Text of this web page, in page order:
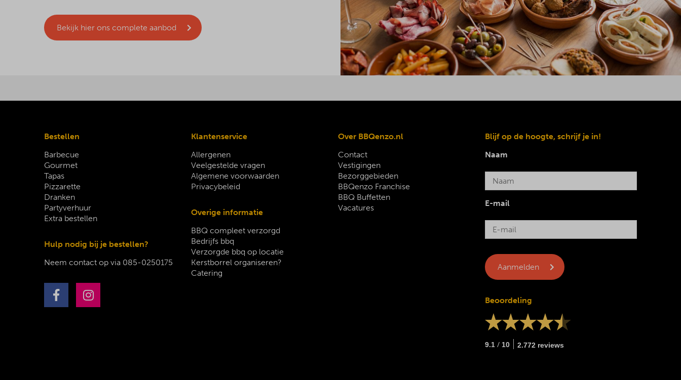
Bekijk hier ons complete aanbod
Bestellen
Barbecue
Gourmet
Tapas
Pizzarette
Dranken
Partyverhuur
Extra bestellen
Hulp nodig bij je bestellen?
Neem contact op via 085-0250175
Klantenservice
Allergenen
Veelgestelde vragen
Algemene voorwaarden
Privacybeleid
Overige informatie
BBQ compleet verzorgd
Bedrijfs bbq
Verzorgde bbq op locatie
Kerstborrel organiseren?
Catering
Over BBQenzo.nl
Contact
Vestigingen
Bezorggebieden
BBQenzo Franchise
BBQ Buffetten
Vacatures
Blijf op de hoogte, schrijf je in!
Naam
E-mail
Beoordeling
9.1 / 10 2.772 reviews